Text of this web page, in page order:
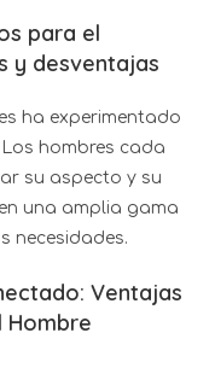
para el
y desventajas
ha experimentado
hombres cada
su aspecto y su
una amplia gama
necesidades.
Ventajas
Hombre